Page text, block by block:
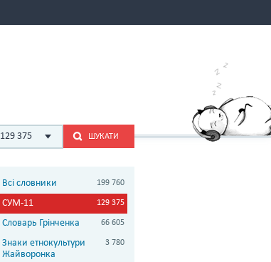
129 375 ШУКАТИ
Всі словники 199 760
СУМ-11 129 375
Словарь Грінченка 66 605
Знаки етнокультури
Жайворонка
3 780